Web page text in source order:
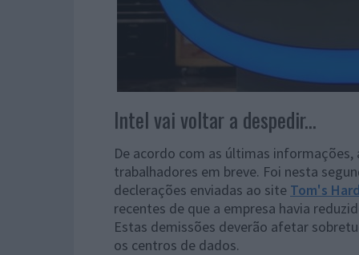
Intel vai voltar a despedir...
De acordo com as últimas
trabalhadores em breve. Foi nesta
declerações enviadas ao site Tom's
recentes de que a empresa havia
Estas demissões deverão afetar
os centros de dados.